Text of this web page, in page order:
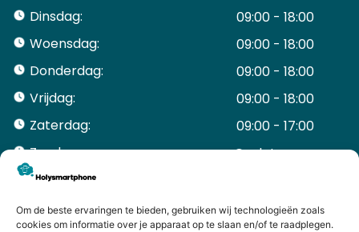
Om de beste ervaringen te bieden, gebruiken wij technologieën zoals
cookies om informatie over je apparaat op te slaan en/of te raadplegen.
Dinsdag:
09:00 - 18:00
Woensdag:
09:00 - 18:00
Donderdag:
09:00 - 18:00
Vrijdag:
09:00 - 18:00
Zaterdag:
09:00 - 17:00
Zondag:
Gesloten ​ ​ ​ ​ ​ ​ ​
ACCOUNT
Bestellingen